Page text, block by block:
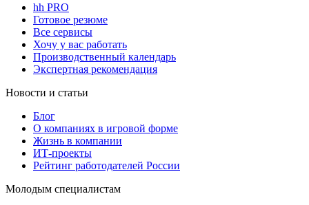
hh PRO
Готовое резюме
Все сервисы
Хочу у вас работать
Производственный календарь
Экспертная рекомендация
Новости и статьи
Блог
О компаниях в игровой форме
Жизнь в компании
ИТ-проекты
Рейтинг работодателей России
Молодым специалистам